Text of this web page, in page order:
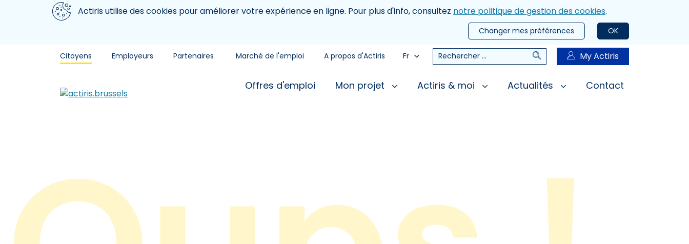
Aller au contenu principal
Nous utilisons des cookiesActiris utilise des cookies pour améliorer votre expérience en ligne. Pour plus d'info, consultez notre politique de gestion des cookies.
OK
Changer mes préférences
Citoyens Employeurs Partenaires Marché de l'emploi A propos d'Actiris Fr Rechercher RechercherMy Actiris
Offres d'emploi Mon projet Actiris & moi Actualités Contact